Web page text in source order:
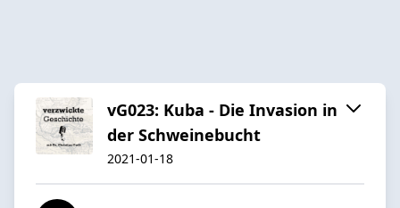
vG023: Kuba - Die Invasion in
der Schweinebucht
2021-01-18